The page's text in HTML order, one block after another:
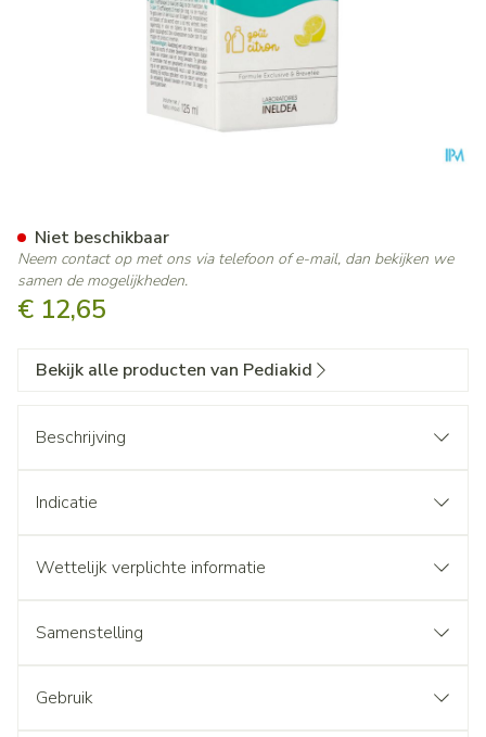
€ 12,65
Niet beschikbaar
Neem contact op met ons via telefoon of e-mail, dan bekijken we
samen de mogelijkheden.
Bekijk alle producten van Pediakid
Beschrijving
Indicatie
Wettelijk verplichte informatie
Samenstelling
Gebruik